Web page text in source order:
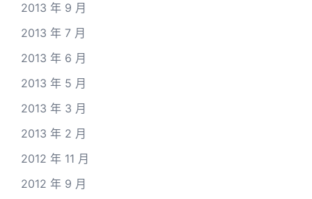
2013 年 9 月
2013 年 7 月
2013 年 6 月
2013 年 5 月
2013 年 3 月
2013 年 2 月
2012 年 11 月
2012 年 9 月